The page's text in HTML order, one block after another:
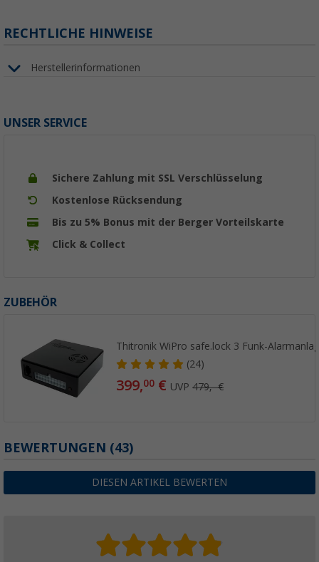
RECHTLICHE HINWEISE
Herstellerinformationen
UNSER SERVICE
Sichere Zahlung mit SSL Verschlüsselung
Kostenlose Rücksendung
Bis zu 5% Bonus mit der Berger Vorteilskarte
Click & Collect
ZUBEHÖR
Thitronik WiPro safe.lock 3 Funk-
(24)
399,00 € UVP479,- €
BEWERTUNGEN (43)
DIESEN ARTIKEL BEWERTEN